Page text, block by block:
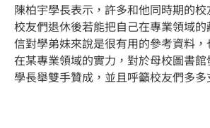
陳柏宇學長表示，許多和他同時期的校
校友們退休後若能把自己在專業領域
信對學弟妹來說是很有用的參考資料
在某專業領域的實力，對於母校圖書
學長舉雙手贊成，並且呼籲校友們多多